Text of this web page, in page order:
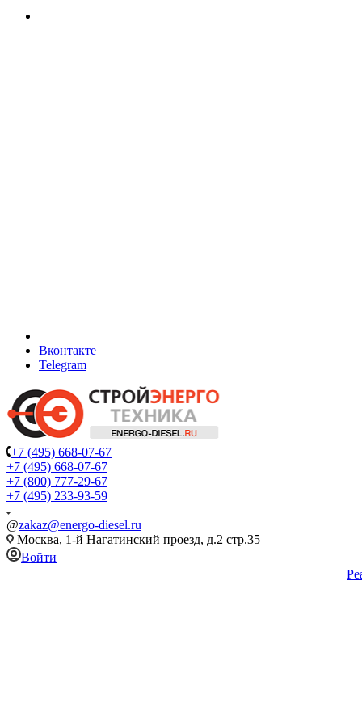
Вконтакте
Telegram
+7 (495) 668-07-67
+7 (495) 668-07-67
+7 (800) 777-29-67
+7 (495) 233-93-59
@zakaz@energo-diesel.ru
Москва, 1-й Нагатинский проезд, д.2 стр.35
Войти